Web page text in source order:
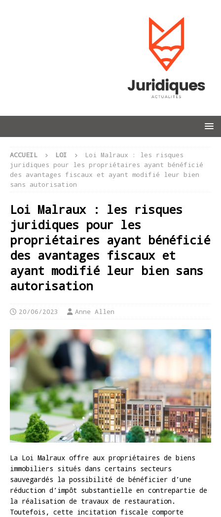
ACCUEIL LOI
Loi Malraux : les risques
juridiques pour les propriétaires ayant bénéficié
des avantages fiscaux et ayant modifié leur bien
sans autorisation
Loi Malraux : les risques
juridiques pour les
propriétaires ayant bénéficié
des avantages fiscaux et
ayant modifié leur bien sans
autorisation
20/06/2023 Anne Allen
La Loi Malraux offre aux propriétaires de biens
immobiliers situés dans certains secteurs
sauvegardés la possibilité de bénéficier d’une
réduction d’impôt substantielle en contrepartie de
la réalisation de travaux de restauration.
Toutefois, cette incitation fiscale comporte